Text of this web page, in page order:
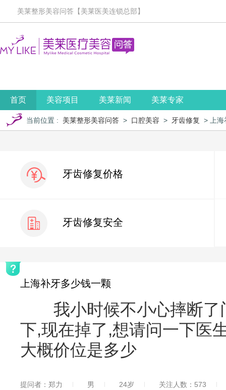
美莱整形美容问答【美莱医美连锁总部】
首页 美容项目 美莱新闻 美莱专家
当前位置 : 美莱整形美容问答 > 口腔美容 > 牙齿修复 > 上海
牙齿修复价格
牙齿修复安全
上海补牙多少钱一颗
我小时候不小心摔断了
下,现在掉了,想请问一下医
大概价位是多少
提问者：郑力 男 24岁 关注人数：573